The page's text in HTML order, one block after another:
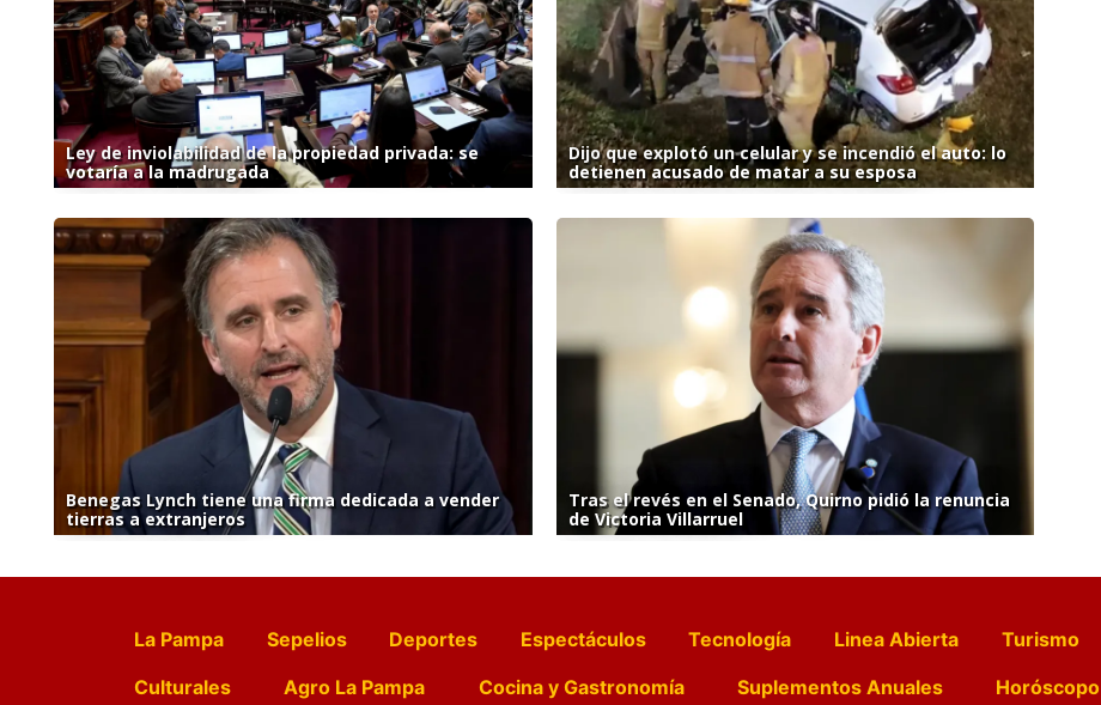
Ley de inviolabilidad de la propiedad privada: se
votaría a la madrugada
Dijo que explotó un celular y se incendió el auto: lo
detienen acusado de matar a su esposa
Benegas Lynch tiene una firma dedicada a vender
tierras a extranjeros
Tras el revés en el Senado, Quirno pidió la renuncia
de Victoria Villarruel
La Pampa Sepelios Deportes Espectáculos Tecnología Linea Abierta Turismo
Culturales
Agro La Pampa Cocina y Gastronomía Suplementos Anuales Horóscopo